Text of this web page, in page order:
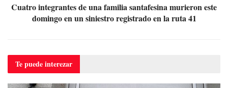
Cuatro integrantes de una familia santafesina murieron este
domingo en un siniestro registrado en la ruta 41
Te puedeinterezar